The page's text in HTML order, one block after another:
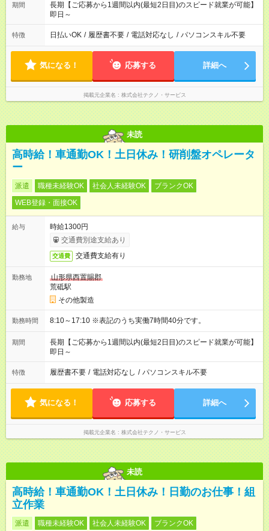
期間
長期【ご応募から1週間以内(最短2日目)のスピード就業が可能】
即日～
特徴 日払いOK / 履歴書不要 / 電話対応なし / パソコンスキル不要
気になる！ 応募する 詳細へ
掲載元企業名 株式会社テクノ・サービス
未読
高時給！車通勤OK！土日休み！研削盤オペレータ
ー
派遣 職種未経験OK 社会人未経験OK
ブランクOK
WEB登録・面接OK
給与
時給1300円
交通費別途支給あり
交通費 交通費支給有り
勤務地
山形県西置賜郡
荒砥駅
その他製造
勤務時間 8:10～17:10 ※表記のうち実働7時間40分です。
期間
長期【ご応募から1週間以内(最短2日目)のスピード就業が可能】
即日～
特徴 履歴書不要 / 電話対応なし / パソコンスキル不要
気になる！ 応募する 詳細へ
掲載元企業名 株式会社テクノ・サービス
未読
高時給！車通勤OK！土日休み！日勤のお仕事！組
立作業
派遣 職種未経験OK 社会人未経験OK
ブランクOK